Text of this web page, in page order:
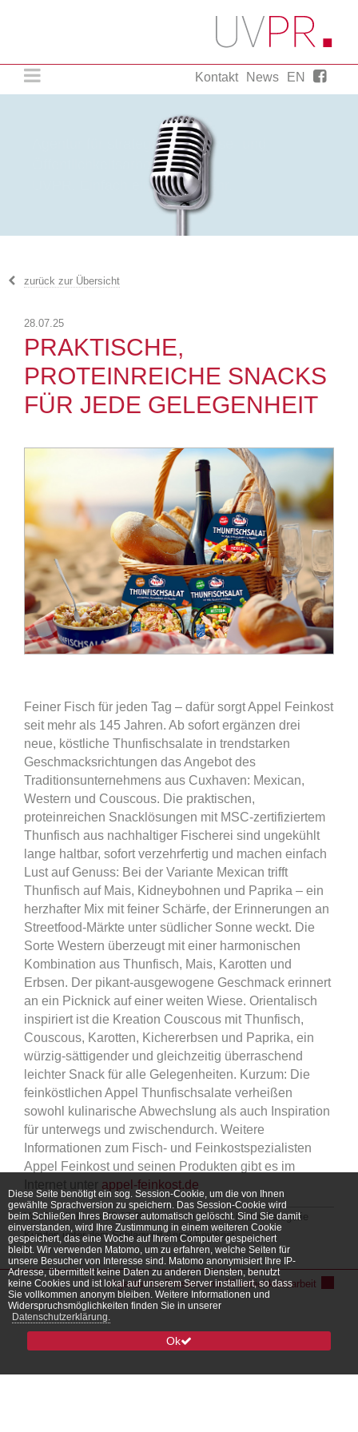
Kontakt News EN
Agentur für strategische Presse- und
Öffentlichkeitsarbeit.
UVPR. Einfach ein wenig mehr.
zurück zur Übersicht
28.07.25
PRAKTISCHE,
PROTEINREICHE SNACKS
FÜR JEDE GELEGENHEIT
Feiner Fisch für jeden Tag – dafür sorgt Appel Feinkost
seit mehr als 145 Jahren. Ab sofort ergänzen drei
neue, köstliche Thunfischsalate in trendstarken
Geschmacksrichtungen das Angebot des
Traditionsunternehmens aus Cuxhaven: Mexican,
Western und Couscous. Die praktischen,
proteinreichen Snacklösungen mit MSC-zertifiziertem
Thunfisch aus nachhaltiger Fischerei sind ungekühlt
lange haltbar, sofort verzehrfertig und machen einfach
Lust auf Genuss: Bei der Variante Mexican trifft
Thunfisch auf Mais, Kidneybohnen und Paprika – ein
herzhafter Mix mit feiner Schärfe, der Erinnerungen an
Streetfood-Märkte unter südlicher Sonne weckt. Die
Sorte Western überzeugt mit einer harmonischen
Kombination aus Thunfisch, Mais, Karotten und
Erbsen. Der pikant-ausgewogene Geschmack erinnert
an ein Picknick auf einer weiten Wiese. Orientalisch
inspiriert ist die Kreation Couscous mit Thunfisch,
Couscous, Karotten, Kichererbsen und Paprika, ein
würzig-sättigender und gleichzeitig überraschend
leichter Snack für alle Gelegenheiten. Kurzum: Die
feinköstlichen Appel Thunfischsalate verheißen
sowohl kulinarische Abwechslung als auch Inspiration
für unterwegs und zwischendurch. Weitere
Informationen zum Fisch- und Feinkostspezialisten
Appel Feinkost und seinen Produkten gibt es im
Internet unter appel-feinkost.de
Veröffentlicht am 28.07.25 vonUschi Ahlbornin der Kategorie
Kunden unter dem SchlagwortAppel-Feinkost.
Agentur für Presse- und Öffentlichkeitsarbeit
Diese Seite benötigt ein sog. Session-Cookie, um die von Ihnen
gewählte Sprachversion zu speichern. Das Session-Cookie wird
beim Schließen Ihres Browser automatisch gelöscht. Sind Sie damit
einverstanden, wird Ihre Zustimmung in einem weiteren Cookie
gespeichert, das eine Woche auf Ihrem Computer gespeichert
bleibt. Wir verwenden Matomo, um zu erfahren, welche Seiten für
unsere Besucher von Interesse sind. Matomo anonymisiert Ihre IP-
Adresse, übermittelt keine Daten zu anderen Diensten, benutzt
keine Cookies und ist lokal auf unserem Server installiert, so dass
Sie vollkommen anonym bleiben. Weitere Informationen und
Widerspruchsmöglichkeiten finden Sie in unserer
Datenschutzerklärung.
Ok